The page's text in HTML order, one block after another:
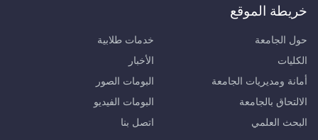
خريطة الموقع
حول الجامعة
الكليات
أمانة ومديريات الجامعة
الالتحاق بالجامعة
البحث العلمي
خدمات طلابية
الأخبار
البومات الصور
البومات الفيديو
اتصل بنا